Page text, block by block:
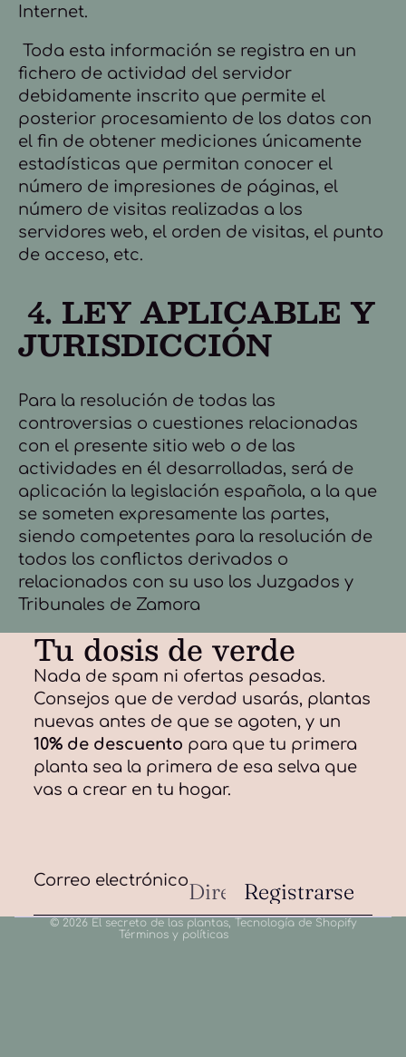
Internet.
Toda esta información se registra en un
fichero de actividad del servidor
debidamente inscrito que permite el
posterior procesamiento de los datos con
el fin de obtener mediciones únicamente
estadísticas que permitan conocer el
número de impresiones de páginas, el
número de visitas realizadas a los
servidores web, el orden de visitas, el punto
de acceso, etc.
4. LEY APLICABLE Y
JURISDICCIÓN
Para la resolución de todas las
controversias o cuestiones relacionadas
con el presente sitio web o de las
actividades en él desarrolladas, será de
aplicación la legislación española, a la que
se someten expresamente las partes,
siendo competentes para la resolución de
todos los conflictos derivados o
relacionados con su uso los Juzgados y
Tribunales de Zamora
Tu dosis de verde
Nada de spam ni ofertas pesadas.
Consejos que de verdad usarás, plantas
nuevas antes de que se agoten, y un
10% de descuento para que tu primera
planta sea la primera de esa selva que
vas a crear en tu hogar.
Correo electrónico Registrarse
© 2026 El secreto de las plantas, Tecnología de Shopify
Términos y políticas
Política de privacidad
Política de envío